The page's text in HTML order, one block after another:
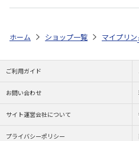
ホーム ショップ一覧 マイプリン
ご利用ガイド
お問い合わせ
サイト運営会社について
プライバシーポリシー